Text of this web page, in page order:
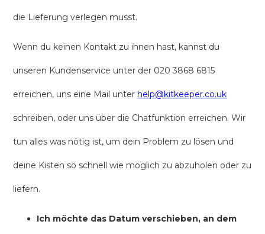
die Lieferung verlegen musst.
Wenn du keinen Kontakt zu ihnen hast, kannst du
unseren Kundenservice unter der 020 3868 6815
erreichen, uns eine Mail unter help@kitkeeper.co.uk
schreiben, oder uns über die Chatfunktion erreichen. Wir
tun alles was nötig ist, um dein Problem zu lösen und
deine Kisten so schnell wie möglich zu abzuholen oder zu
liefern.
Ich möchte das Datum verschieben, an dem